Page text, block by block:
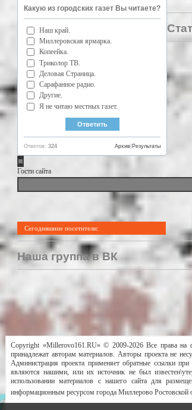
Какую из городских газет Вы читаете?
Наш край.
Миллеровская ярмарка.
Копеейка.
Триколор ТВ.
Деловая Страница.
Сарафанное радио.
Другие.
Я не читаю местных газет.
Ответов: 324 Результаты
Архив
Гости сайта
Сегодняшние посетители:
Наша группа в ВК
Copyright «Millerovo161.RU» © 2009-2026 Все права на
принадлежат авторам материалов. Авторы проекта не
Администрация проекта применяет обратные ссылки
являются нашими, или их источник не был
использовании материалов с нашего сайта для
информационным ресурсом города Миллерово Ростовской